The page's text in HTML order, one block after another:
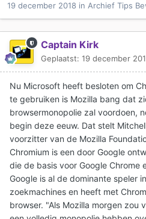
19 december 2018 in Archief Tips
Captain Kirk
Geplaatst: 19 december
Nu Microsoft heeft besloten om
te gebruiken is Mozilla bang dat
browsermonopolie zal voordoen,
begin deze eeuw. Dat stelt
voorzitter van de Mozilla
Chromium is een door Google
die de basis voor Google Chrome
Google is al de dominante speler
zoekmachines en heeft met
browser. "Als Mozilla morgen zou